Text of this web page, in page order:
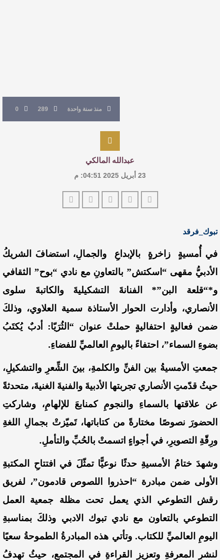
منذ سنة واحدة 289
0
عبدالله المالكي
23 أبريل 2025 04:51: م
تبوك_فرقد
في أُمسيةٍ زاخرةٍ بالإبداعِ والجمالِ، استضافَ الشريكُ
الأدبيُّ مقهى “اسكتش” بالتعاونِ مع نادي “بوح” الثقافي
و*“قلعة البن”* الفنانةَ التشكيليةَ والكاتبةَ سلوى
الأنصاري، وأدارت الحوار الأستاذة سمية العلاوي، وذلكَ
ضمن فعاليةٍ احتفاليةٍ حملتْ عنوان “الثُرَيّا: أدبٌ يُكتَبُ
بضوءِ السماء”، احتفاءً باليومِ العالميِّ للفضاءِ.
جمعتِ الأمسيةُ بين الفنِّ والكلمةِ، بينَ الشِّعرِ والتشكيلِ،
حيثُ قدّمتِ الأنصاري تجربتها الأدبيةَ والفنيةَ الغنيةَ، متحدثةً
عن علاقتها بالسماءِ والنجومِ كمنابعَ للإلهامِ، وشاركتِ
الحضورَ نصوصًا مختارةً من كتاباتها، تَميّزتْ بجمالِ اللغةِ
ورِقّةِ التصويرِ، في أجواءٍ اتسمتْ بالحُبِّ والتأملِ.
وشهدَ ختامُ الأمسيةِ حدثًا نوعيًّا تمثّلَ في افتتاحِ المكتبةِ
الأولى ضمن مبادرة “احذروا اللصوص قادمون”، لفريق
رقش التطوعي الذي يعمل تحت مظلة جمعية العمل
التطوعي بالتعاون مع نادي تبوك الادبي وذلكَ بمناسبةِ
اليومِ العالميِّ للكتاب. وتأتي هذه المبادرةُ الطموحةُ سعيًا
لنشرِ المعرفةِ وتعزيزِ القراءةِ في المجتمعِ، حيثُ تهدفُ